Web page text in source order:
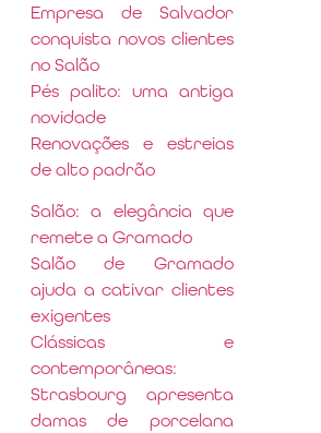
Empresa de Salvador
conquista novos clientes
no Salão
Pés palito: uma antiga
novidade
Renovações e estreias
de alto padrão
Salão: a elegância que
remete a Gramado
Salão de Gramado
ajuda a cativar clientes
exigentes
Clássicas e
contemporâneas:
Strasbourg apresenta
damas de porcelana